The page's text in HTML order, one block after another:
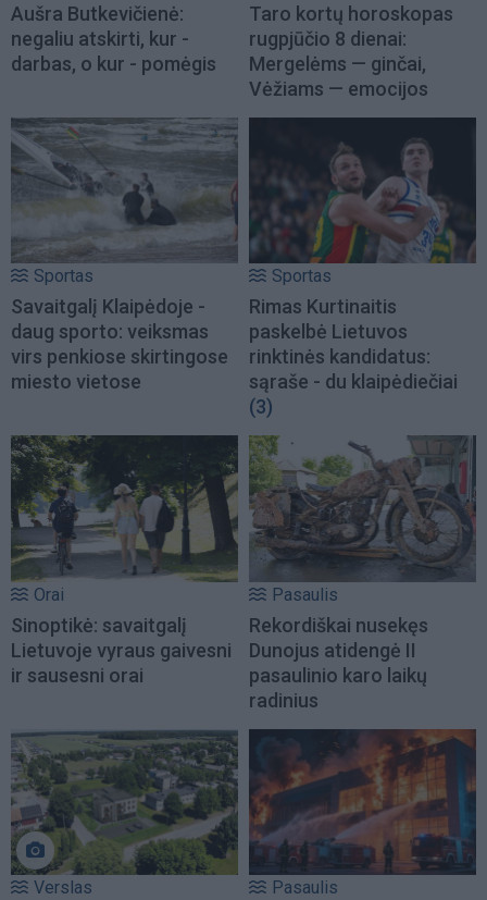
Aušra Butkevičienė:
negaliu atskirti, kur -
darbas, o kur - pomėgis
Taro kortų horoskopas
rugpjūčio 8 dienai:
Mergelėms — ginčai,
Vėžiams — emocijos
Sportas
Savaitgalį Klaipėdoje -
daug sporto: veiksmas
virs penkiose skirtingose
miesto vietose
Sportas
Rimas Kurtinaitis
paskelbė Lietuvos
rinktinės kandidatus:
sąraše - du klaipėdiečiai
(3)
Orai
Sinoptikė: savaitgalį
Lietuvoje vyraus gaivesni
ir sausesni orai
Pasaulis
Rekordiškai nusekęs
Dunojus atidengė II
pasaulinio karo laikų
radinius
Verslas Pasaulis